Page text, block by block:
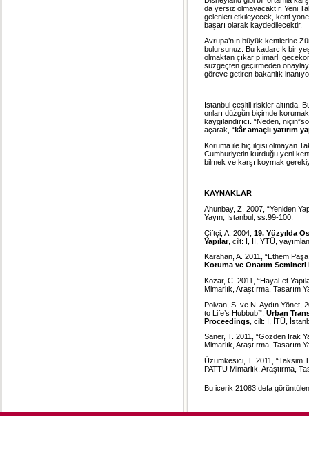
da yersiz olmayacaktır. Yeni
gelenleri etkileyecek, kent
başarı olarak kaydedilecektir.
Avrupa’nın büyük kentlerine
bulursunuz. Bu kadarcık bir
olmaktan çıkarıp imarlı
süzgeçten geçirmeden
göreve getiren bakanlık
İstanbul çeşitli riskler altında.
onları düzgün biçimde
kaygılandırıcı. “Neden,
açarak, “kâr amaçlı yatırım
Koruma ile hiç ilgisi olmayan
Cumhuriyetin kurduğu yeni
bilmek ve karşı koymak
KAYNAKLAR
Ahunbay, Z. 2007, “Yeniden
Yayın, İstanbul, ss.99-100.
Çiftçi, A. 2004, 19. Yüzyılda
Yapılar, cilt: I, II, YTÜ,
Karahan, A. 2011, “Ethem
Koruma ve Onarım Semineri
Kozar, C. 2011, “Hayal-et
Mimarlık, Araştırma, Tasarım
Polvan, S. ve N. Aydın Yönet,
to Life’s Hubbub’”, Urban
Proceedings , cilt: I, İTÜ,
Saner, T. 2011, “Gözden Irak
Mimarlık, Araştırma, Tasarım
Üzümkesici, T. 2011, “Taksim
PATTU Mimarlık, Araştırma,
Bu icerik 21083 defa